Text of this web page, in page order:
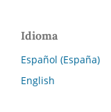
Idioma
Español (España)
English